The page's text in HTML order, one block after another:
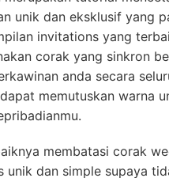
unik dan eksklusif yang
invitations yang
corak yang sinkron
anda secara
memutuskan warna
membatasi corak
unik dan simple supaya